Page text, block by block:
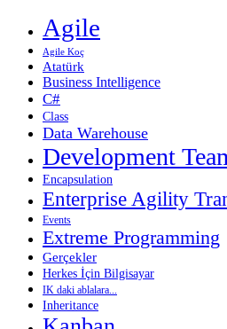
Agile
Agile Koç
Atatürk
Business Intelligence
C#
Class
Data Warehouse
Development
Encapsulation
Enterprise Agility
Events
Extreme Programming
Gerçekler
Herkes İçin Bilgisayar
IK daki ablalara...
Inheritance